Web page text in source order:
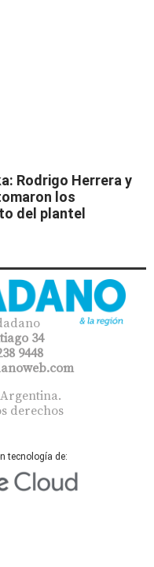
Rodrigo Herrera y
los
del plantel
34
9448
derechos
tecnología de: